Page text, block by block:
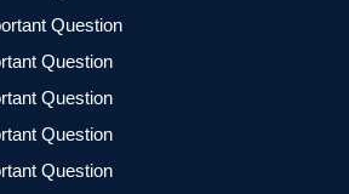
Question
Question
Question
Question
Question